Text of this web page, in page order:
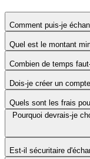
Comment puis-je
Quel est le montant
Combien de temps
Dois-je créer un
Quels sont les frais
Pourquoi devrais-je
Est-il sécuritaire